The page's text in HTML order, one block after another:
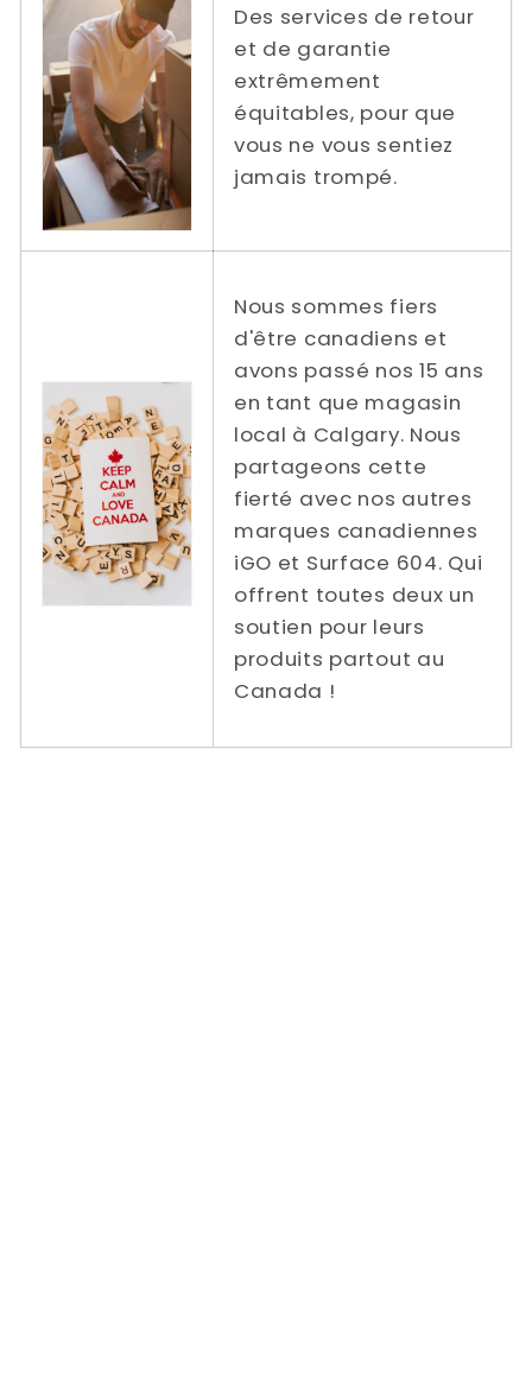
Des services de retour
et de garantie
extrêmement
équitables, pour que
vous ne vous sentiez
jamais trompé.
Nous sommes fiers
d'être canadiens et
avons passé nos 15 ans
en tant que magasin
local à Calgary. Nous
partageons cette
fierté avec nos autres
marques canadiennes
iGO et Surface 604. Qui
offrent toutes deux un
soutien pour leurs
produits partout au
Canada !